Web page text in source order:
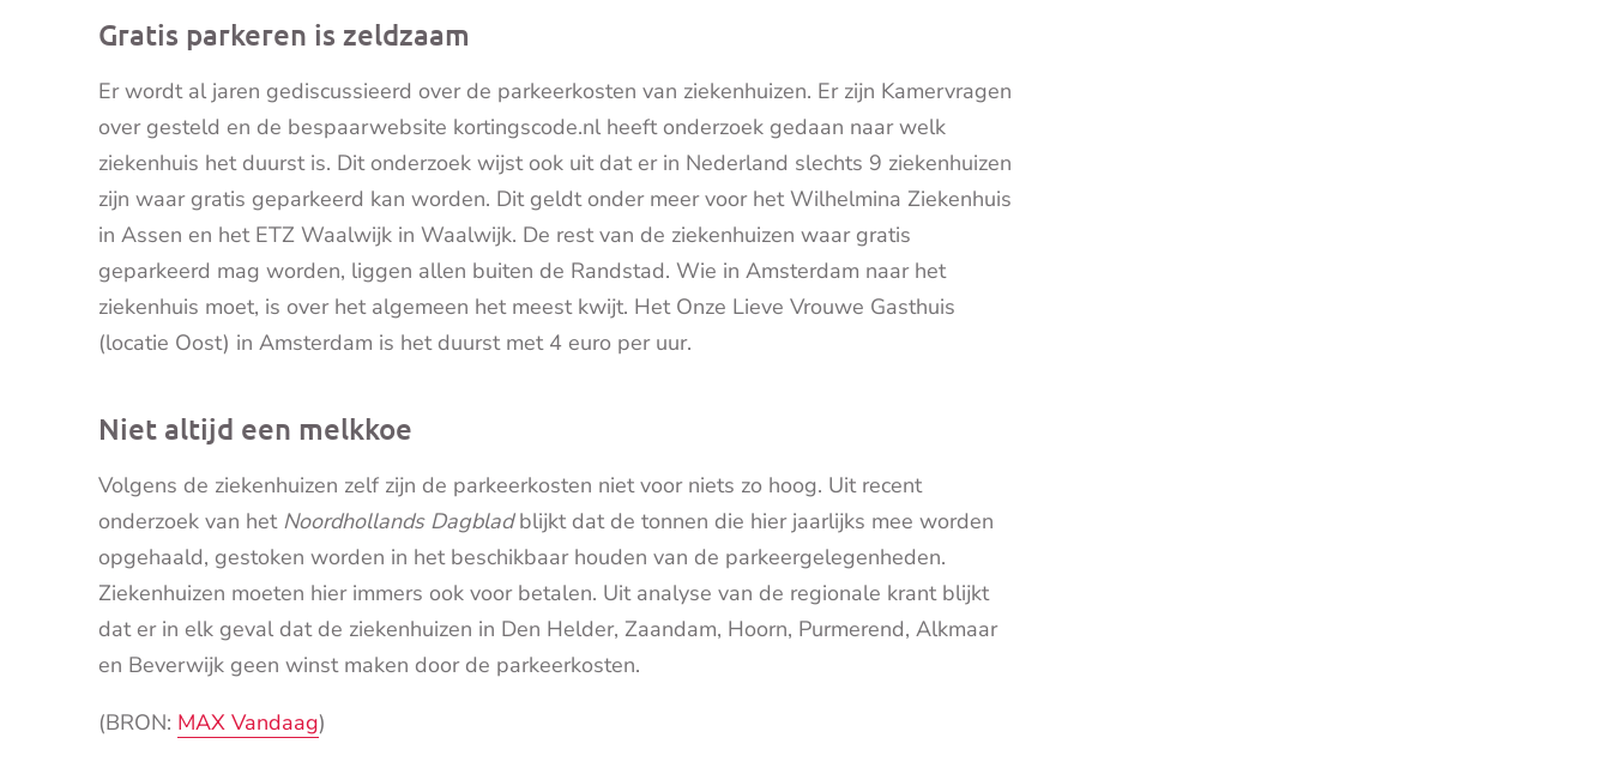
Gratis parkeren is zeldzaam
Er wordt al jaren gediscussieerd over de parkeerkosten van ziekenhuizen. Er zijn Kamervragen
over gesteld en de bespaarwebsite kortingscode.nl heeft onderzoek gedaan naar welk
ziekenhuis het duurst is. Dit onderzoek wijst ook uit dat er in Nederland slechts 9 ziekenhuizen
zijn waar gratis geparkeerd kan worden. Dit geldt onder meer voor het Wilhelmina Ziekenhuis
in Assen en het ETZ Waalwijk in Waalwijk. De rest van de ziekenhuizen waar gratis
geparkeerd mag worden, liggen allen buiten de Randstad. Wie in Amsterdam naar het
ziekenhuis moet, is over het algemeen het meest kwijt. Het Onze Lieve Vrouwe Gasthuis
(locatie Oost) in Amsterdam is het duurst met 4 euro per uur.
Niet altijd een melkkoe
Volgens de ziekenhuizen zelf zijn de parkeerkosten niet voor niets zo hoog. Uit recent
onderzoek van het Noordhollands Dagbladblijkt dat de tonnen die hier jaarlijks mee worden
opgehaald, gestoken worden in het beschikbaar houden van de parkeergelegenheden.
Ziekenhuizen moeten hier immers ook voor betalen. Uit analyse van de regionale krant blijkt
dat er in elk geval dat de ziekenhuizen in Den Helder, Zaandam, Hoorn, Purmerend, Alkmaar
en Beverwijk geen winst maken door de parkeerkosten.
(BRON: MAX Vandaag)